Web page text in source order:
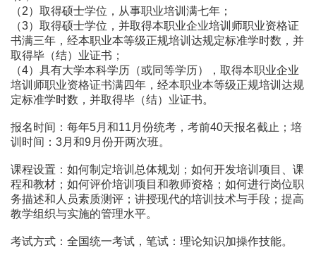
（2）取得硕士学位，从事职业培训满七年；
（3）取得硕士学位，并取得本职业企业培训师职业资格证
书满三年，经本职业本等级正规培训达规定标准学时数，并
取得毕（结）业证书；
（4）具有大学本科学历（或同等学历），取得本职业企业
培训师职业资格证书满四年，经本职业本等级正规培训达规
定标准学时数，并取得毕（结）业证书。
报名时间：每年5月和11月份统考，考前40天报名截止；培
训时间：3月和9月份开两次班。
课程设置：如何制定培训总体规划；如何开发培训项目、课
程和教材；如何评价培训项目和教师资格；如何进行岗位职
务描述和人员素质测评；讲授现代的培训技术与手段；提高
教学组织与实施的管理水平。
考试方式：全国统一考试，笔试：理论知识加操作技能。